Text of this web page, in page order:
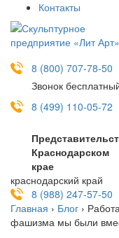
Контакты
8 (800) 707-78-50
Звонок
8 (499) 110-05-72
Краснодарском
крае
краснодарский край
8 (988) 247-57-50
Главная › Блог ›
фашизма мы были